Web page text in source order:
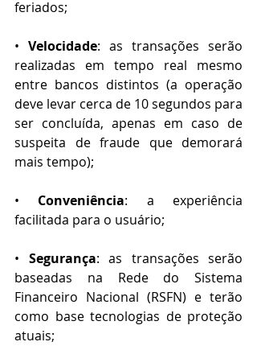
feriados;
• Velocidade: as transações serão
realizadas em tempo real mesmo
entre bancos distintos (a operação
deve levar cerca de 10 segundos para
ser concluída, apenas em caso de
suspeita de fraude que demorará
mais tempo);
• Conveniência: a experiência
facilitada para o usuário;
• Segurança: as transações serão
baseadas na Rede do Sistema
Financeiro Nacional (RSFN) e terão
como base tecnologias de proteção
atuais;